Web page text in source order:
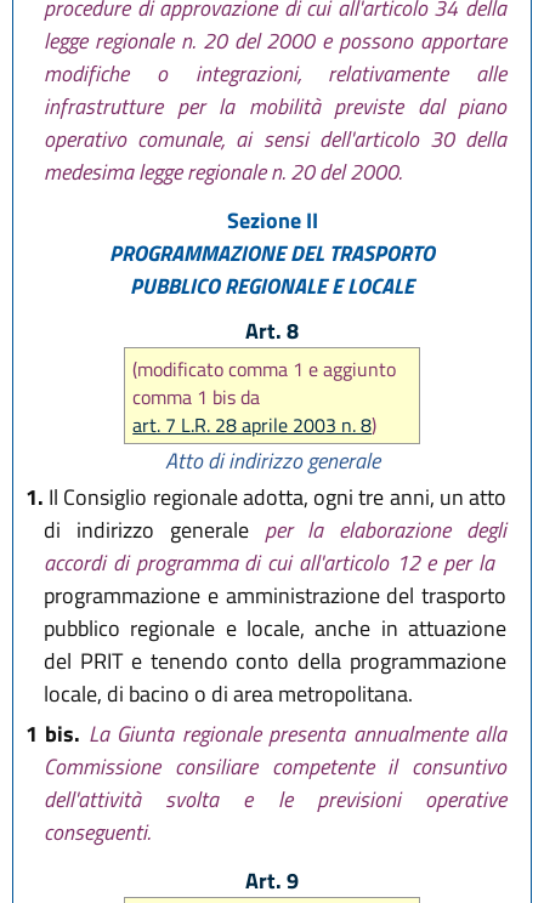
procedure di approvazione di cui all'articolo 34 della
legge regionale n. 20 del 2000 e possono apportare
modifiche o integrazioni, relativamente alle
infrastrutture per la mobilità previste dal piano
operativo comunale, ai sensi dell'articolo 30 della
medesima legge regionale n. 20 del 2000.
Sezione II
PROGRAMMAZIONE DEL TRASPORTO
PUBBLICO REGIONALE E LOCALE
Art. 8
(modificato comma 1 e aggiunto
comma 1 bis da
art. 7 L.R. 28 aprile 2003 n. 8)
Atto di indirizzo generale
1. Il Consiglio regionale adotta, ogni tre anni, un atto
di indirizzo generale per la elaborazione degli
accordi di programma di cui all'articolo 12 e per la
programmazione e amministrazione del trasporto
pubblico regionale e locale, anche in attuazione
del PRIT e tenendo conto della programmazione
locale, di bacino o di area metropolitana.
1 bis. La Giunta regionale presenta annualmente alla
Commissione consiliare competente il consuntivo
dell'attività svolta e le previsioni operative
conseguenti.
Art. 9